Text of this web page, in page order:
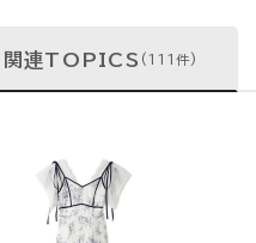
関連TOPICS (111件)